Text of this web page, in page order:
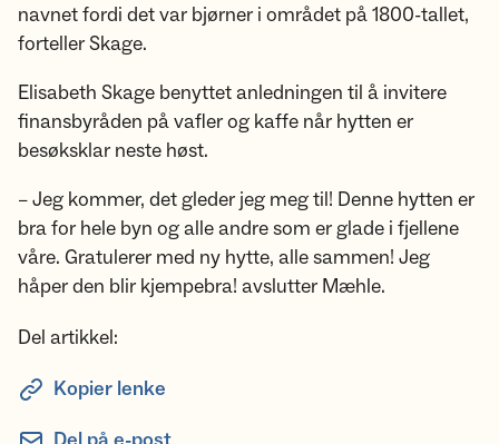
navnet fordi det var bjørner i området på 1800-tallet,
forteller Skage.
Elisabeth Skage benyttet anledningen til å invitere
finansbyråden på vafler og kaffe når hytten er
besøksklar neste høst.
– Jeg kommer, det gleder jeg meg til! Denne hytten er
bra for hele byn og alle andre som er glade i fjellene
våre. Gratulerer med ny hytte, alle sammen! Jeg
håper den blir kjempebra! avslutter Mæhle.
Del artikkel:
Kopier lenke